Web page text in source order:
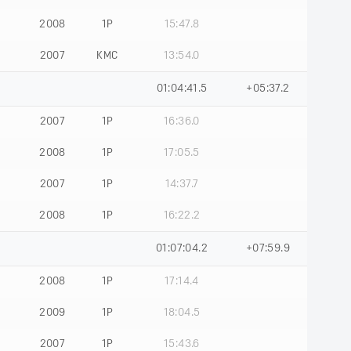
2008 1Р 15:47.8
2007 КМС 13:54.0
01:04:41.5 +05:37.2
2007 1Р 16:36.0
2008 1Р 17:05.5
2007 1Р 14:37.7
2008 1Р 16:22.2
01:07:04.2 +07:59.9
2008 1Р 17:14.4
2009 1Р 18:04.5
2007 1Р 15:43.6